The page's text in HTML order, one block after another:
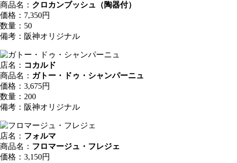
商品名： クロカンブッシュ（陶器付）
価格：7,350円
数量：50
備考：阪神オリジナル
店名： コカルド
商品名： ガトー・ドゥ・シャンパーニュ
価格：3,675円
数量：200
備考：阪神オリジナル
店名： フォルマ
商品名： フロマージュ・フレジェ
価格：3,150円